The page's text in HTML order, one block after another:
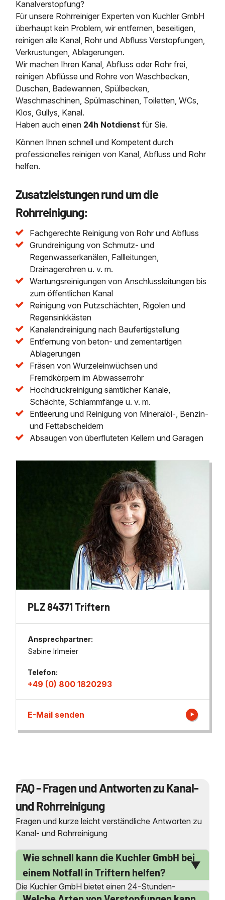
Kanalverstopfung?
Für unsere Rohrreiniger Experten von Kuchler GmbH
überhaupt kein Problem, wir entfernen, beseitigen,
reinigen alle Kanal, Rohr und Abfluss Verstopfungen,
Verkrustungen, Ablagerungen.
Wir machen Ihren Kanal, Abfluss oder Rohr frei,
reinigen Abflüsse und Rohre von Waschbecken,
Duschen, Badewannen, Spülbecken,
Waschmaschinen, Spülmaschinen, Toiletten, WCs,
Klos, Gullys, Kanal.
Haben auch einen 24h Notdienst für Sie.
Können Ihnen schnell und Kompetent durch
professionelles reinigen von Kanal, Abfluss und Rohr
helfen.
Zusatzleistungen rund um die
Rohrreinigung:
Fachgerechte Reinigung von Rohr und Abfluss
Grundreinigung von Schmutz- und
Regenwasserkanälen, Fallleitungen,
Drainagerohren u. v. m.
Wartungsreinigungen von Anschlussleitungen bis
zum öffentlichen Kanal
Reinigung von Putzschächten, Rigolen und
Regensinkkästen
Kanalendreinigung nach Baufertigstellung
Entfernung von beton- und zementartigen
Ablagerungen
Fräsen von Wurzeleinwüchsen und
Fremdkörpern im Abwasserrohr
Hochdruckreinigung sämtlicher Kanäle,
Schächte, Schlammfänge u. v. m.
Entleerung und Reinigung von Mineralöl-, Benzin-
und Fettabscheidern
Absaugen von überfluteten Kellern und Garagen
PLZ 84371 Triftern
Ansprechpartner:
Sabine Irlmeier
Telefon:
+49 (0) 800 1820293
E-Mail senden
FAQ - Fragen und Antworten zu Kanal-
und Rohrreinigung
Fragen und kurze leicht verständliche Antworten zu
Kanal- und Rohrreinigung
Wie schnell kann die Kuchler GmbH bei
einem Notfall in Triftern helfen?
Die Kuchler GmbH bietet einen 24-Stunden-